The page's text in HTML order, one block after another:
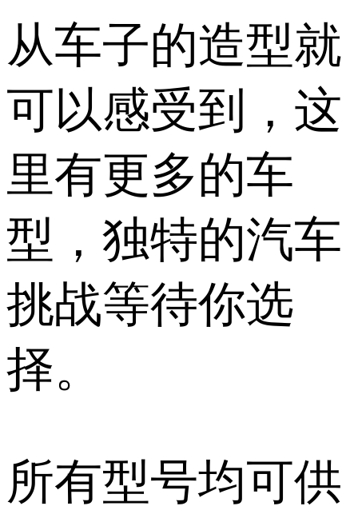
从车子的造型就
可以感受到，这
里有更多的车
型，独特的汽车
挑战等待你选
择。
所有型号均可供